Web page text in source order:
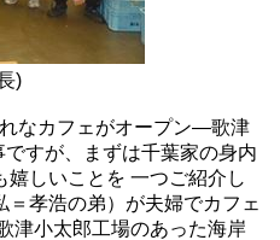
)
なカフェがオープン―歌津
すが、まずは千葉家の身内
しいことを 一つご紹介し
＝孝浩の弟）が夫婦でカフェ
津小太郎工場のあった海岸